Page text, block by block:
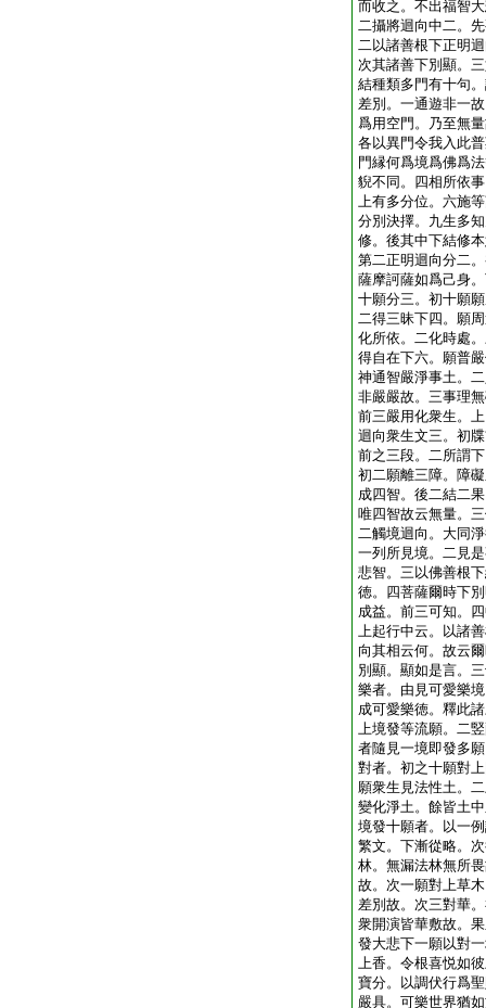
而收之。不出福智
二攝將迴向中二。
二以諸善根下正明
次其諸善下別顯。
結種類多門有十句
差別。一通遊非一
爲用空門。乃至無
各以異門令我入此
門縁何爲境爲佛爲
貎不同。四相所依
上有多分位。六施
分別決擇。九生多
修。後其中下結修
第二正明迴向分二
薩摩訶薩如爲己身
十願分三。初十願
二得三昧下四。願
化所依。二化時處
得自在下六。願普
神通智嚴淨事土。
非嚴嚴故。三事理
前三嚴用化衆生。
迴向衆生文三。初
前之三段。二所謂
初二願離三障。障
成四智。後二結二
唯四智故云無量。
二觸境迴向。大同
一列所見境。二見
悲智。三以佛善根
徳。四菩薩爾時下
成益。前三可知。
上起行中云。以諸
向其相云何。故云
別顯。顯如是言。
樂者。由見可愛樂
成可愛樂徳。釋此
上境發等流願。二
者隨見一境即發多
對者。初之十願對
願衆生見法性土。
變化淨土。餘皆土
境發十願者。以一
繁文。下漸從略。
林。無漏法林無所
故。次一願對上草
差別故。次三對華
衆開演皆華敷故。
發大悲下一願以對
上香。令根喜悦如
寶分。以調伏行爲
嚴具。可樂世界猶